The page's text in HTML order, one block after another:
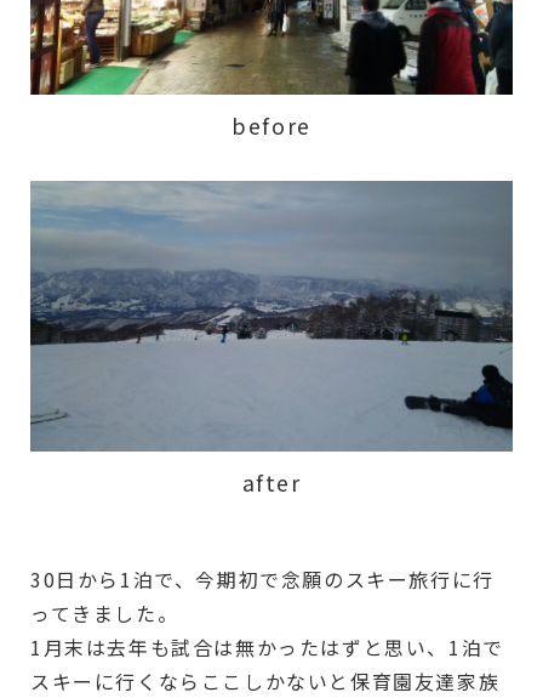
before
after
30日から1泊で、今期初で念願のスキー旅行に行
ってきました。
1月末は去年も試合は無かったはずと思い、1泊で
スキーに行くならここしかないと保育園友達家族